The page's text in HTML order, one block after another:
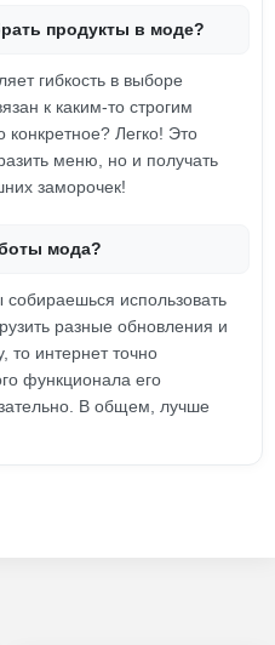
продукты в моде?
гибкость в выборе
к каким-то строгим
Легко! Это
меню, но и получать
заморочек!
мода?
собираешься использовать
разные обновления и
то интернет точно
функционала его
В общем, лучше